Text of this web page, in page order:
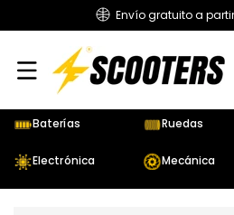
Envío gratuito a
Baterías Ruedas
Electrónica Mecánica